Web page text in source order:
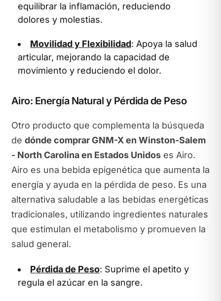
equilibrar la inflamación, reduciendo
dolores y molestias.
Movilidad y Flexibilidad: Apoya la salud
articular, mejorando la capacidad de
movimiento y reduciendo el dolor.
Airo: Energía Natural y Pérdida de Peso
Otro producto que complementa la búsqueda
de dónde comprar GNM-X en Winston-Salem
- North Carolina en Estados Unidoses Airo.
Airo es una bebida epigenética que aumenta la
energía y ayuda en la pérdida de peso. Es una
alternativa saludable a las bebidas energéticas
tradicionales, utilizando ingredientes naturales
que estimulan el metabolismo y promueven la
salud general.
Pérdida de Peso: Suprime el apetito y
regula el azúcar en la sangre.